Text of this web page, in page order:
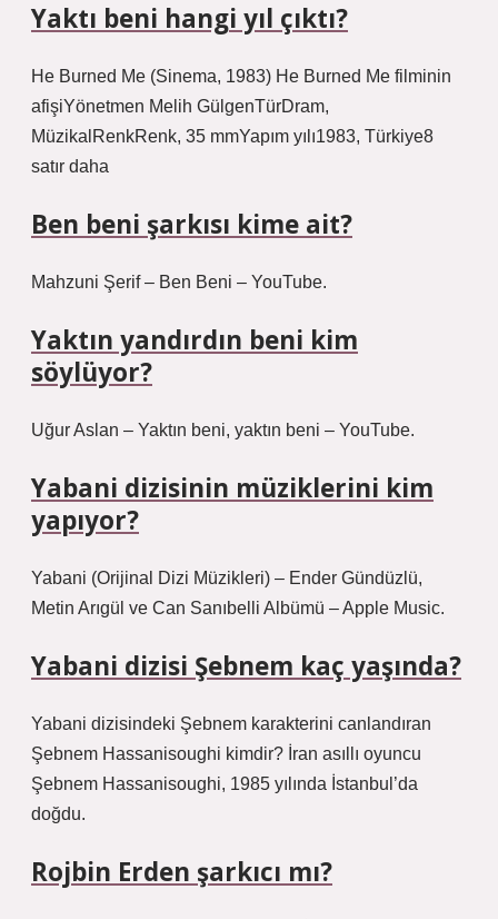
Yaktı beni hangi yıl çıktı?
He Burned Me (Sinema, 1983) He Burned Me filminin
afişiYönetmen Melih GülgenTürDram,
MüzikalRenkRenk, 35 mmYapım yılı1983, Türkiye8
satır daha
Ben beni şarkısı kime ait?
Mahzuni Şerif – Ben Beni – YouTube.
Yaktın yandırdın beni kim
söylüyor?
Uğur Aslan – Yaktın beni, yaktın beni – YouTube.
Yabani dizisinin müziklerini kim
yapıyor?
‎Yabani (Orijinal Dizi Müzikleri) – Ender Gündüzlü,
Metin Arıgül ve Can Sanıbelli Albümü – Apple Music.
Yabani dizisi Şebnem kaç yaşında?
Yabani dizisindeki Şebnem karakterini canlandıran
Şebnem Hassanisoughi kimdir? İran asıllı oyuncu
Şebnem Hassanisoughi, 1985 yılında İstanbul’da
doğdu.
Rojbin Erden şarkıcı mı?